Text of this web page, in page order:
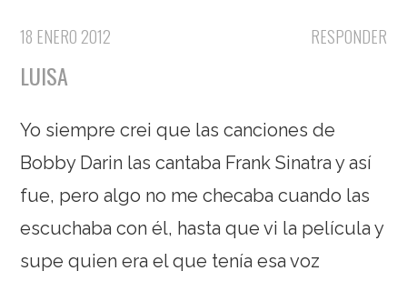
RESPONDER
18 ENERO 2012
LUISA
Yo siempre crei que las canciones de
Bobby Darin las cantaba Frank Sinatra y así
fue, pero algo no me checaba cuando las
escuchaba con él, hasta que vi la película y
supe quien era el que tenía esa voz